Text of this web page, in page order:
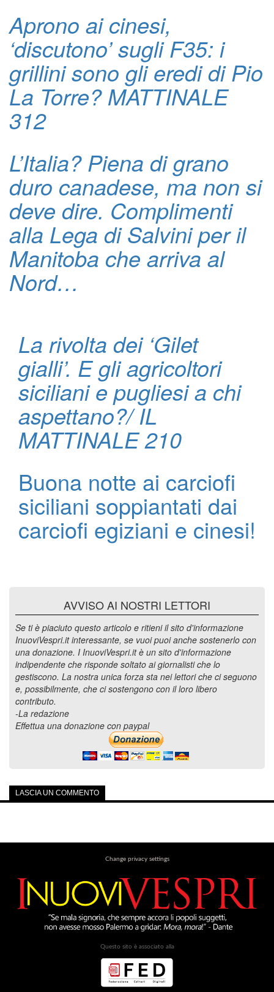
Aprono ai cinesi,
‘discutono’ sugli F35: i
grillini sono gli eredi di Pio
La Torre? MATTINALE
312
L’Italia? Piena di grano
duro canadese, ma non si
deve dire. Complimenti
alla Lega di Salvini per il
Manitoba che arriva al
Nord…
La rivolta dei ‘Gilet
gialli’. E gli agricoltori
siciliani e pugliesi a chi
aspettano?/ IL
MATTINALE 210
Buona notte ai carciofi
siciliani soppiantati dai
carciofi egiziani e cinesi!
AVVISO AI NOSTRI LETTORI
Se ti è piaciuto questo articolo e ritieni il sito d'informazione
InuoviVespri.it interessante, se vuoi puoi anche sostenerlo con
una donazione. I InuoviVespri.it è un sito d'informazione
indipendente che risponde soltato ai giornalisti che lo
gestiscono. La nostra unica forza sta nei lettori che ci seguono
e, possibilmente, che ci sostengono con il loro libero
contributo.
-La redazione
Effettua una donazione con paypal
LASCIA UN COMMENTO
Change privacy settings
Questo sito è associato alla